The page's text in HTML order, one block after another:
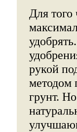
Для того
рукой
методом
грунт.